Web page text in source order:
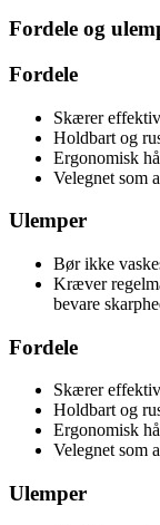
Fordele og
Fordele
Skærer
Holdbart og
Ergonomisk
Velegnet som
Ulemper
Bør ikke
Kræver
bevare
Fordele
Skærer
Holdbart og
Ergonomisk
Velegnet som
Ulemper